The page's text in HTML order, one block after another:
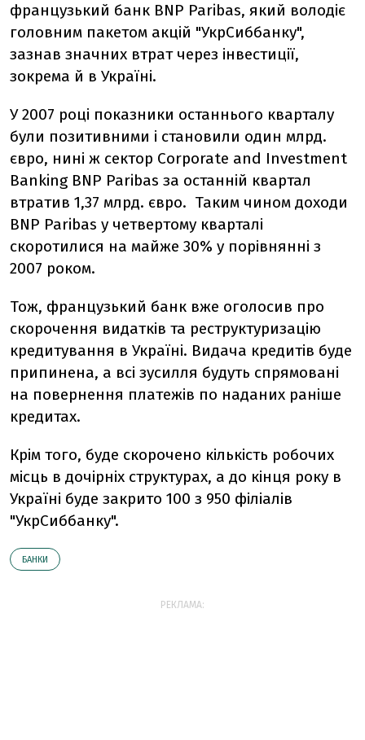
французький банк BNP Paribas, який володіє
головним пакетом акцій "УкрСиббанку",
зазнав значних втрат через інвестиції,
зокрема й в Україні.
У 2007 році показники останнього кварталу
були позитивними і становили один млрд.
євро, нині ж сектор Corporate and Investment
Banking BNP Paribas за останній квартал
втратив 1,37 млрд. євро. Таким чином доходи
BNP Paribas у четвертому кварталі
скоротилися на майже 30% у порівнянні з
2007 роком.
Тож, французький банк вже оголосив про
скорочення видатків та реструктуризацію
кредитування в Україні. Видача кредитів буде
припинена, а всі зусилля будуть спрямовані
на повернення платежів по наданих раніше
кредитах.
Крім того, буде скорочено кількість робочих
місць в дочірніх структурах, а до кінця року в
Україні буде закрито 100 з 950 філіалів
"УкрСиббанку".
БАНКИ
РЕКЛАМА: